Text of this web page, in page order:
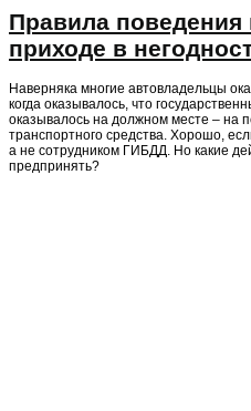
Правила поведения
приходе в
Наверняка многие автовладельцы
когда оказывалось, что
оказывалось на должном месте – на
транспортного средства. Хорошо,
а не сотрудником ГИБДД. Но какие
предпринять?